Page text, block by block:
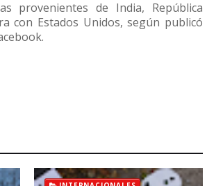
provenientes de India, República
con Estados Unidos, según publicó